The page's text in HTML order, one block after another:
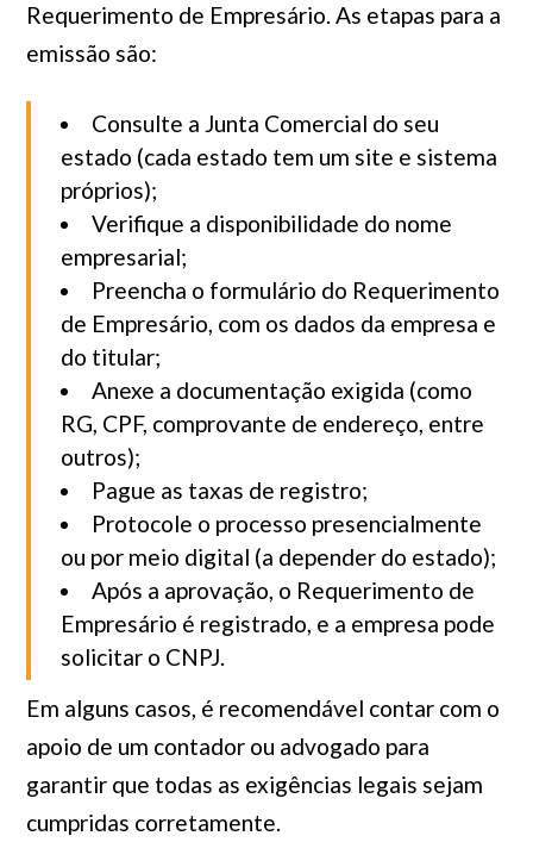
Requerimento de Empresário. As etapas para a
emissão são:
Consulte a Junta Comercial do seu
estado (cada estado tem um site e sistema
próprios);
Verifique a disponibilidade do nome
empresarial;
Preencha o formulário do Requerimento
de Empresário, com os dados da empresa e
do titular;
Anexe a documentação exigida (como
RG, CPF, comprovante de endereço, entre
outros);
Pague as taxas de registro;
Protocole o processo presencialmente
ou por meio digital (a depender do estado);
Após a aprovação, o Requerimento de
Empresário é registrado, e a empresa pode
solicitar o CNPJ.
Em alguns casos, é recomendável contar com o
apoio de um contador ou advogado para
garantir que todas as exigências legais sejam
cumpridas corretamente.